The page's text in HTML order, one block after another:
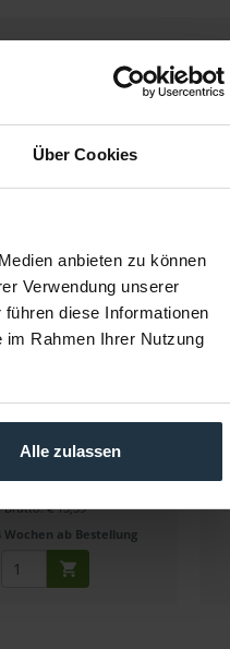
Über Cookies
anbieten zu können
Verwendung unserer
diese Informationen
im Rahmen Ihrer Nutzung
Alle zulassen
für Tiltaing V-Mount
Platte
12292036
€ 11,25
Brutto: € 13,39
Wochen ab Bestellung